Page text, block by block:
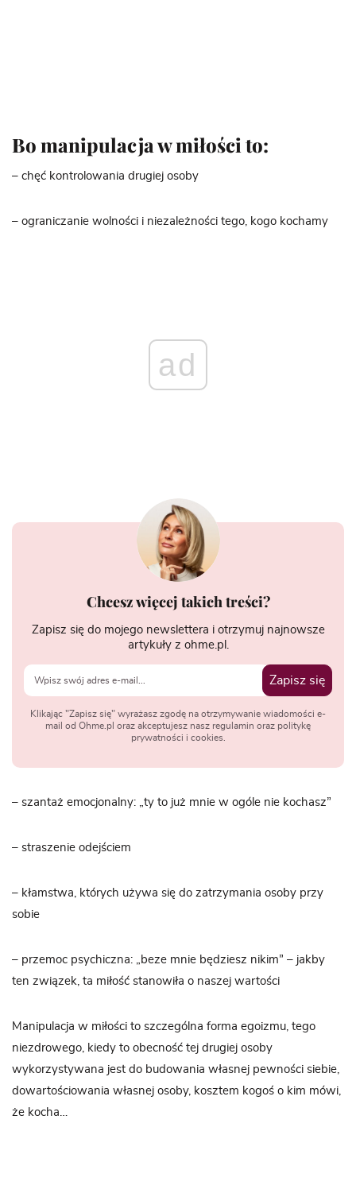
Bo manipulacja w miłości to:
– chęć kontrolowania drugiej osoby
– ograniczanie wolności i niezależności tego, kogo kochamy
ad
Chcesz więcej takich treści?
Zapisz się do mojego newslettera i otrzymuj najnowsze
artykuły z ohme.pl.
Zapisz się
Klikając "Zapisz się" wyrażasz zgodę na otrzymywanie wiadomości e-
mail od Ohme.pl oraz akceptujesz nasz regulamin oraz politykę
prywatności i cookies.
– szantaż emocjonalny: „ty to już mnie w ogóle nie kochasz”
– straszenie odejściem
– kłamstwa, których używa się do zatrzymania osoby przy
sobie
– przemoc psychiczna: „beze mnie będziesz nikim” – jakby
ten związek, ta miłość stanowiła o naszej wartości
Manipulacja w miłości to szczególna forma egoizmu, tego
niezdrowego, kiedy to obecność tej drugiej osoby
wykorzystywana jest do budowania własnej pewności siebie,
dowartościowania własnej osoby, kosztem kogoś o kim mówi,
że kocha…